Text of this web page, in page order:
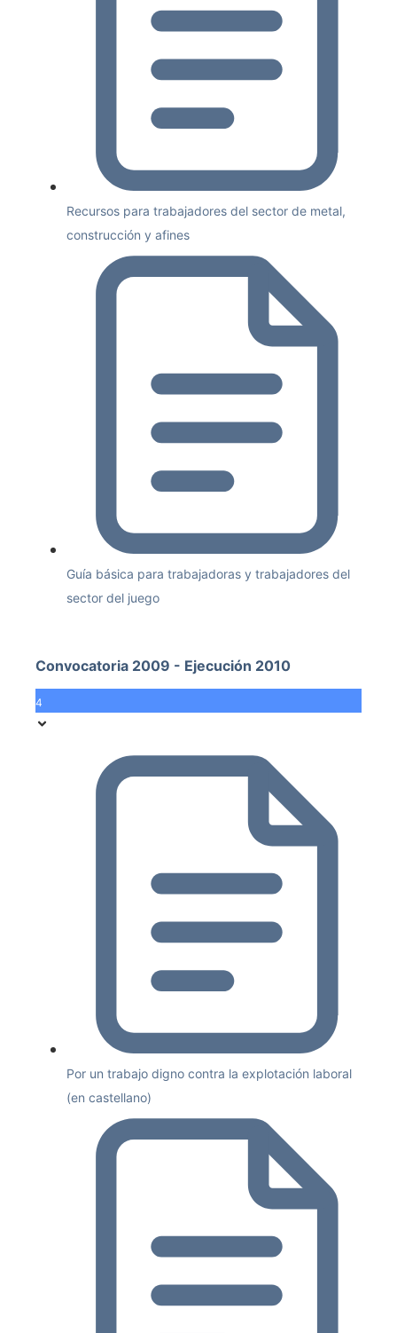
Recursos para trabajadores del sector de metal,
construcción y afines
Guía básica para trabajadoras y trabajadores del
sector del juego
Convocatoria 2009 - Ejecución 2010
4
Por un trabajo digno contra la explotación laboral
(en castellano)